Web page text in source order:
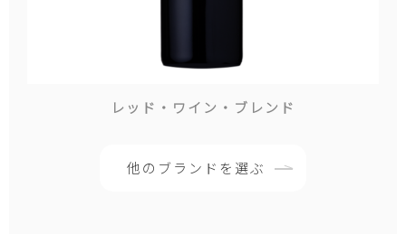
レッド・ワイン・ブレンド
他のブランドを選ぶ